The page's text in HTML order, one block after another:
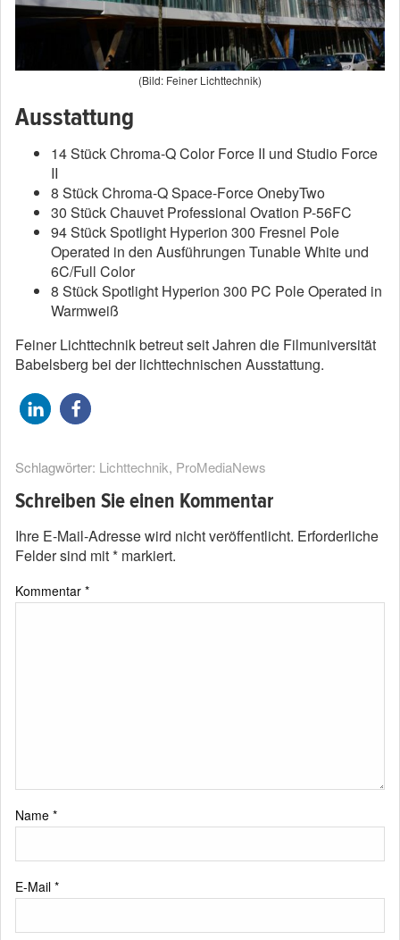
(Bild: Feiner Lichttechnik)
Ausstattung
14 Stück Chroma-Q Color Force II und Studio Force
II
8 Stück Chroma-Q Space-Force OnebyTwo
30 Stück Chauvet Professional Ovation P-56FC
94 Stück Spotlight Hyperion 300 Fresnel Pole
Operated in den Ausführungen Tunable White und
6C/Full Color
8 Stück Spotlight Hyperion 300 PC Pole Operated in
Warmweiß
Feiner Lichttechnik betreut seit Jahren die Filmuniversität
Babelsberg bei der lichttechnischen Ausstattung.
Schlagwörter: Lichttechnik, ProMediaNews
Schreiben Sie einen Kommentar
Ihre E-Mail-Adresse wird nicht veröffentlicht. Erforderliche
Felder sind mit* markiert.
Kommentar *
Name *
E-Mail *